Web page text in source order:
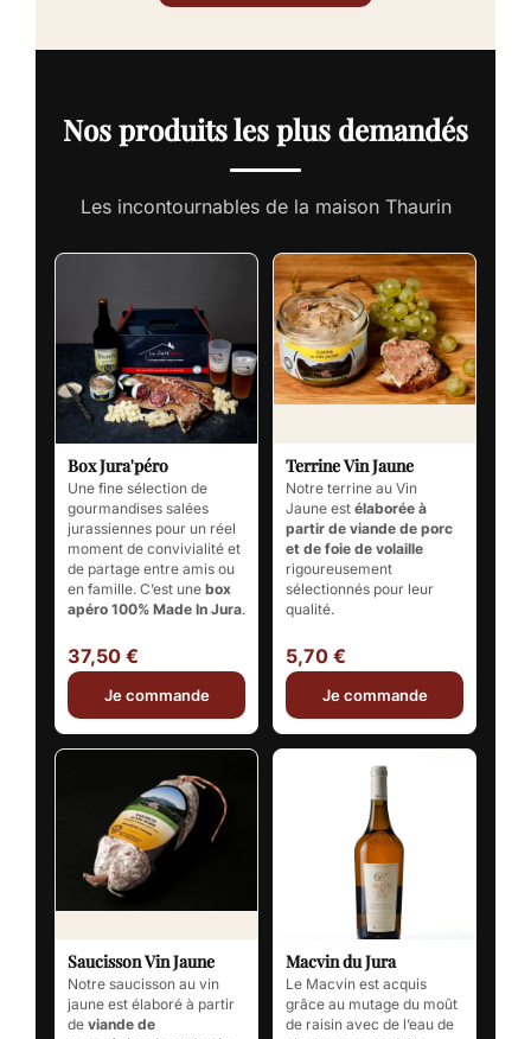
Nos produits les plus demandés
Les incontournables de la maison Thaurin
Box Jura'péro
Une fine sélection de
gourmandises salées
jurassiennes pour un réel
moment de convivialité et
de partage entre amis ou
en famille. C’est une box
apéro 100% Made In Jura.
37,50 €
Je commande
Terrine Vin Jaune
Notre terrine au Vin
Jaune est élaborée à
partir de viande de porc
et de foie de volaille
rigoureusement
sélectionnés pour leur
qualité.
5,70 €
Je commande
Saucisson Vin Jaune
Notre saucisson au vin
jaune est élaboré à partir
de viande de
Macvin du Jura
Le Macvin est acquis
grâce au mutage du moût
de raisin avec de l’eau de